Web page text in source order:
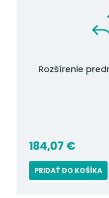
Rozšírenie
184,07 €
PRIDAŤ DO KOŠÍKA